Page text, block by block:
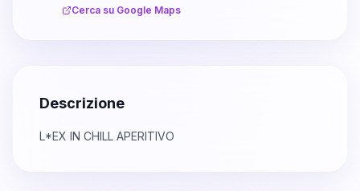
Cerca su Google Maps
Descrizione
L*EX IN CHILL APERITIVO